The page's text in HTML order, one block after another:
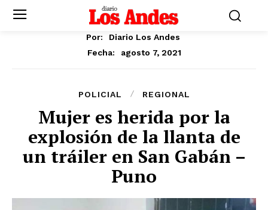
Por:
Diario Los Andes
Fecha:
agosto 7, 2021
POLICIAL REGIONAL
Mujer es herida por la
explosión de la llanta de
un tráiler en San Gabán –
Puno